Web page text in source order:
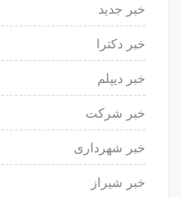
خبر جدید
خبر دکترا
خبر دیپلم
خبر شرکت
خبر شهرداری
خبر شیراز